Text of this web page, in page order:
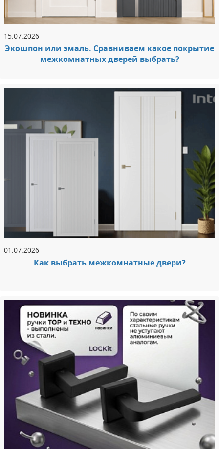
15.07.2026
Экошпон или эмаль. Сравниваем какое покрытие
межкомнатных дверей выбрать?
01.07.2026
Как выбрать межкомнатные двери?